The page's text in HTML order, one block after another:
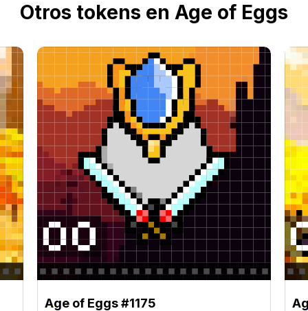
Otros tokens en Age of Eggs
Age of Eggs #1175